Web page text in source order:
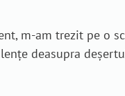
m-am trezit pe o
deasupra